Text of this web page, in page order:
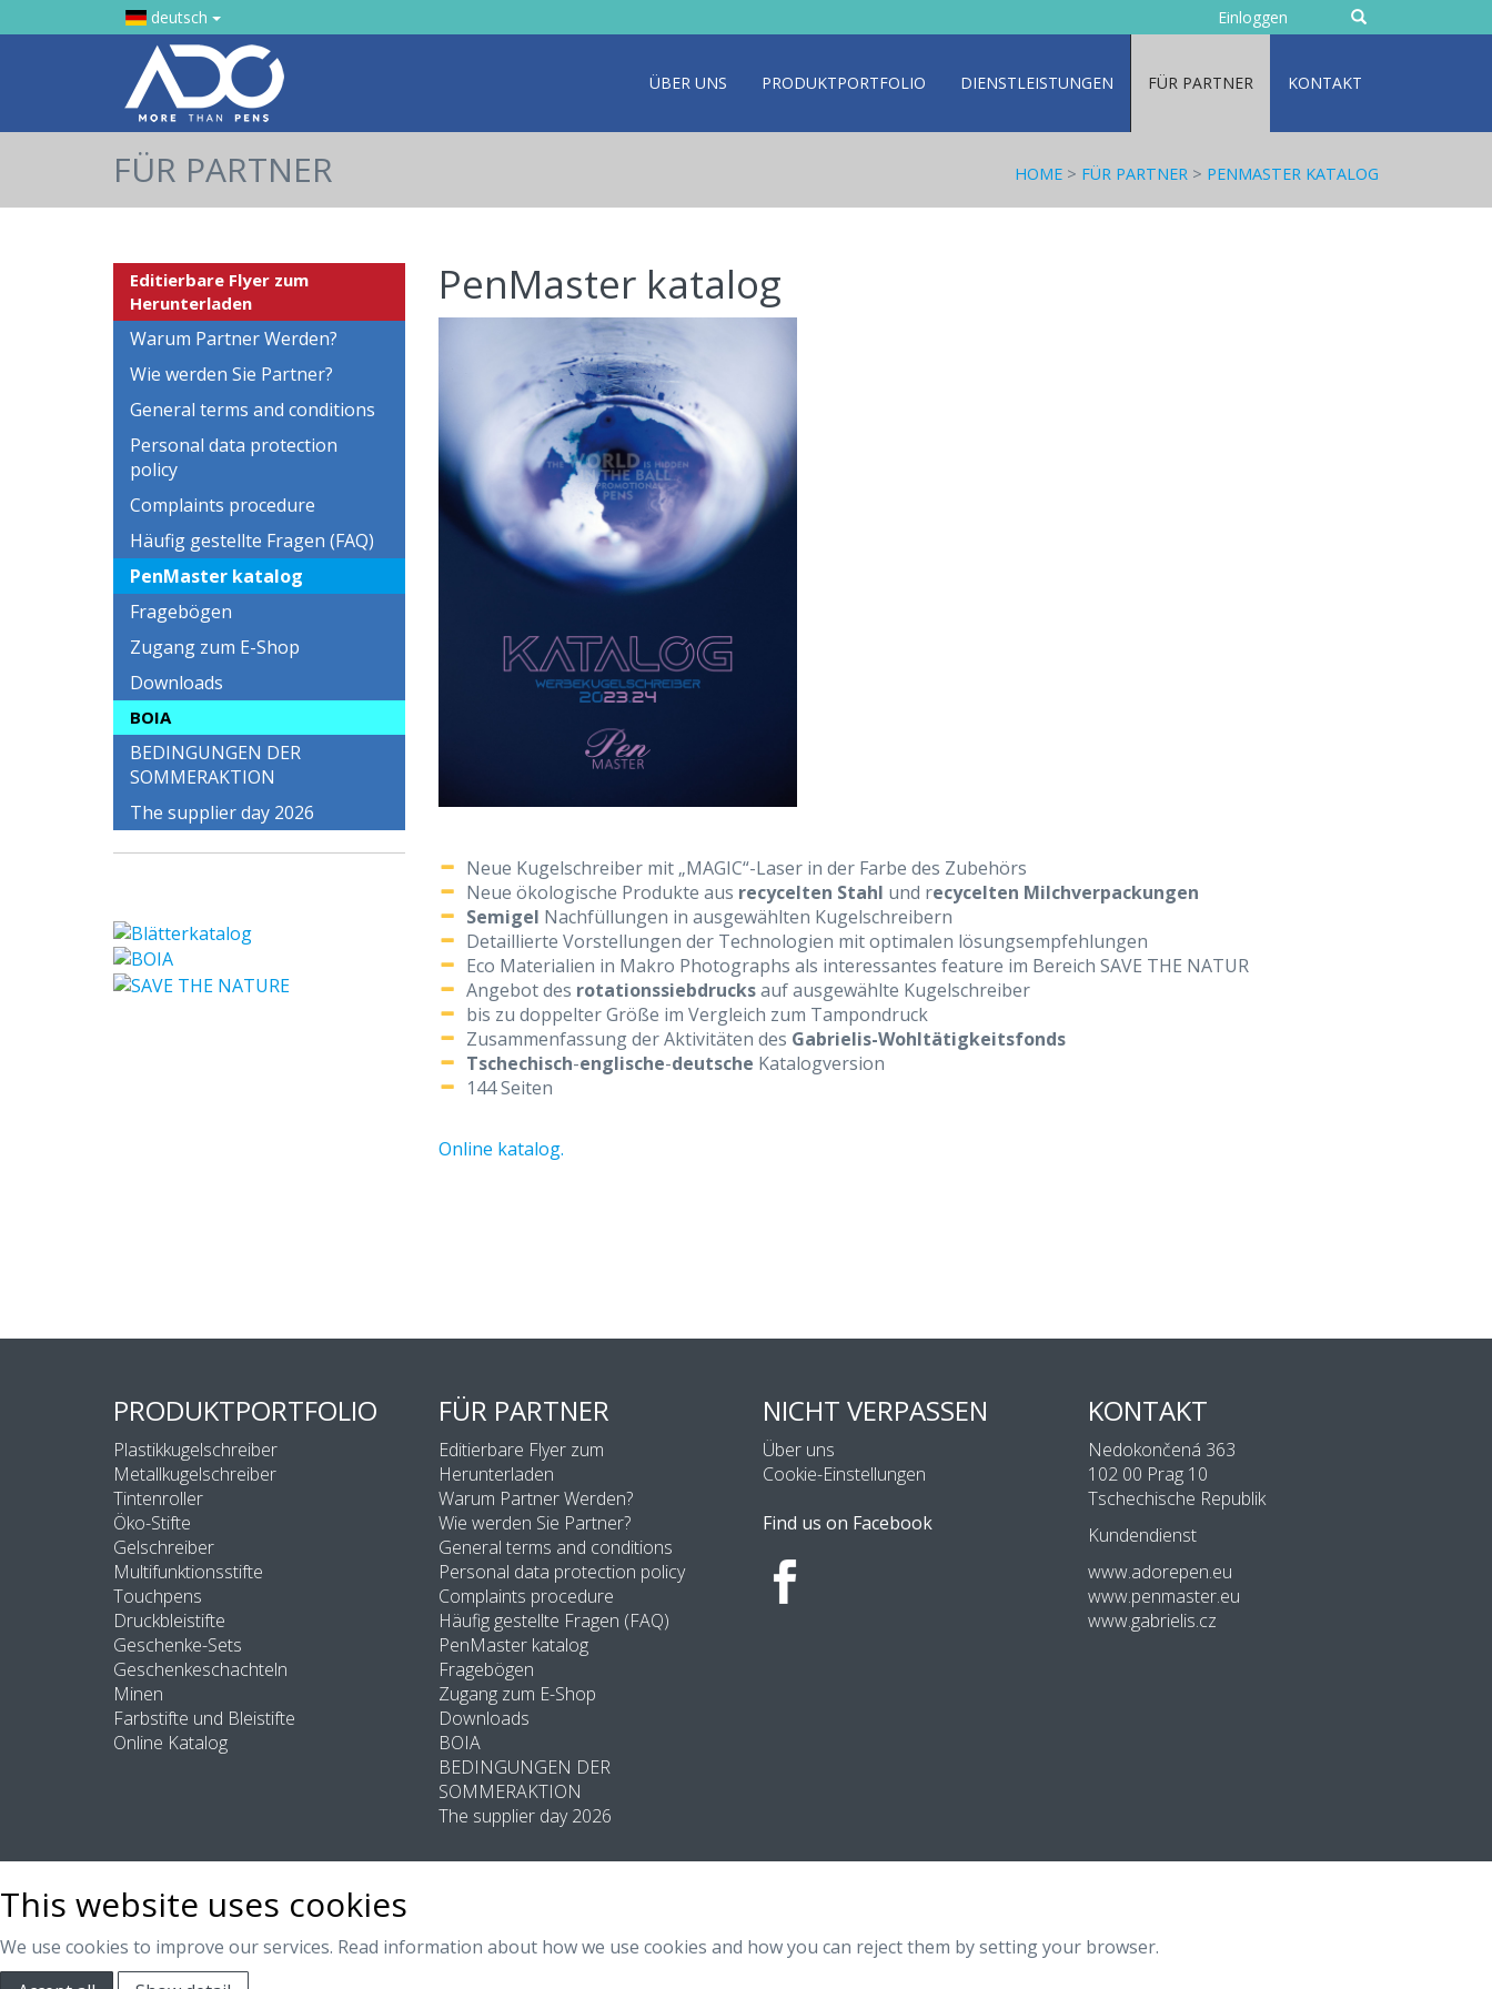
deutsch
geben
Sie
Einloggen
ÜBER UNS PRODUKTPORTFOLIO DIENSTLEISTUNGEN FÜR PARTNER KONTAKT
FÜR PARTNER HOME > FÜR PARTNER > PENMASTER KATALOG
Editierbare Flyer zum
Herunterladen
Warum Partner Werden?
Wie werden Sie Partner?
General terms and conditions
Personal data protection
policy
Complaints procedure
Häufig gestellte Fragen (FAQ)
PenMaster katalog
Fragebögen
Zugang zum E-Shop
Downloads
BOIA
BEDINGUNGEN DER
SOMMERAKTION
The supplier day 2026
PenMaster katalog
Neue Kugelschreiber mit „MAGIC“-Laser in der Farbe des Zubehörs
Neue ökologische Produkte aus recycelten Stahl und recycelten Milchverpackungen
Semigel Nachfüllungen in ausgewählten Kugelschreibern
Detaillierte Vorstellungen der Technologien mit optimalen lösungsempfehlungen
Eco Materialien in Makro Photographs als interessantes feature im Bereich SAVE THE NATUR
Angebot des rotationssiebdrucksauf ausgewählte Kugelschreiber
bis zu doppelter Größe im Vergleich zum Tampondruck
Zusammenfassung der Aktivitäten des Gabrielis-Wohltätigkeitsfonds
Tschechisch-englische-deutsche Katalogversion
144 Seiten
Online katalog.
PRODUKTPORTFOLIO
Plastikkugelschreiber
Metallkugelschreiber
Tintenroller
Öko-Stifte
Gelschreiber
Multifunktionsstifte
Touchpens
Druckbleistifte
Geschenke-Sets
Geschenkeschachteln
Minen
Farbstifte und Bleistifte
Online Katalog
FÜR PARTNER
Editierbare Flyer zum
Herunterladen
Warum Partner Werden?
Wie werden Sie Partner?
General terms and conditions
Personal data protection policy
Complaints procedure
Häufig gestellte Fragen (FAQ)
PenMaster katalog
Fragebögen
Zugang zum E-Shop
Downloads
BOIA
BEDINGUNGEN DER
SOMMERAKTION
The supplier day 2026
NICHT VERPASSEN
Über uns
Cookie-Einstellungen
Find us on Facebook
KONTAKT
Nedokončená 363
102 00 Prag 10
Tschechische Republik
Kundendienst
www.adorepen.eu
www.penmaster.eu
www.gabrielis.cz
This website uses cookies
We use cookies to improve our services. Read information about how we use cookies and how you can reject them by setting your browser.